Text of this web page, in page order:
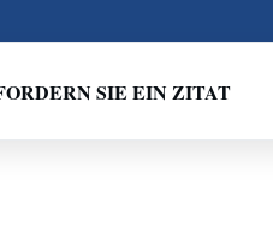
SIE EIN ZITAT